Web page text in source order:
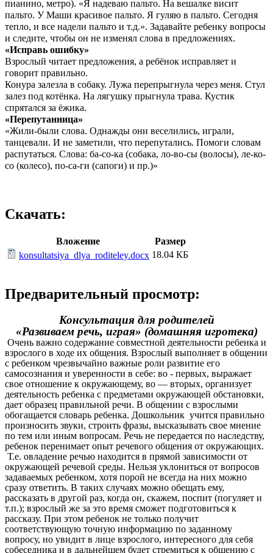
пианино, метро). «Я надеваю пальто. На вешалке висит
пальто. У Маши красивое пальто. Я гуляю в пальто. Сегодня
тепло, и все надели пальто и т.д.». Задавайте ребенку вопросы
и следите, чтобы он не изменял слова в предложениях.
«Исправь ошибку»
Взрослый читает предложения, а ребёнок исправляет и
говорит правильно.
Конура залезла в собаку. Лужа перепрыгнула через меня. Стул
залез под котёнка. На лягушку прыгнула трава. Кустик
спрятался за ёжика.
«Перепутанница»
«Жили-были слова. Однажды они веселились, играли,
танцевали. И не заметили, что перепутались. Помоги словам
распутаться. Слова: ба-со-ка (собака, ло-во-сы (волосы), ле-ко-
со (колесо), по-са-ги (сапоги) и пр.)»
Скачать:
Вложение
Размер
konsultatsiya_dlya_roditeley.docx 18.04 КБ
Предварительный просмотр:
Консультация для родителей
«Развиваем речь, играя» (домашняя игротека)
Очень важно содержание совместной деятельности ребенка и
взрослого в ходе их общения. Взрослый выполняет в общении
с ребенком чрезвычайно важные роли развитие его
самосознания и уверенности в себе: во - первых, выражает
свое отношение к окружающему, во — вторых, организует
деятельность ребенка с предметами окружающей обстановки,
дает образец правильной речи. В общении с взрослыми
обогащается словарь ребенка. Дошкольник учится правильно
произносить звуки, строить фразы, высказывать свое мнение
по тем или иным вопросам. Речь не передается по наследству,
ребенок перенимает опыт речевого общения от окружающих.
Т.е. овладение речью находится в прямой зависимости от
окружающей речевой среды. Нельзя уклониться от вопросов
задаваемых ребенком, хотя порой не всегда на них можно
сразу ответить. В таких случаях можно обещать ему,
рассказать в другой раз, когда он, скажем, поспит (погуляет и
т.п.); взрослый же за это время сможет подготовиться к
рассказу. При этом ребенок не только получит
соответствующую точную информацию по заданному
вопросу, но увидит в лице взрослого, интересного для себя
собеседника и в дальнейшем будет стремиться к общению с